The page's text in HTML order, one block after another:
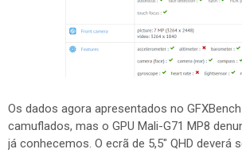
Os dados agora apresentados no
camuflados, mas o GPU Mali-G71 MP8
já conhecemos. O ecrã de 5,5" QHD deverá